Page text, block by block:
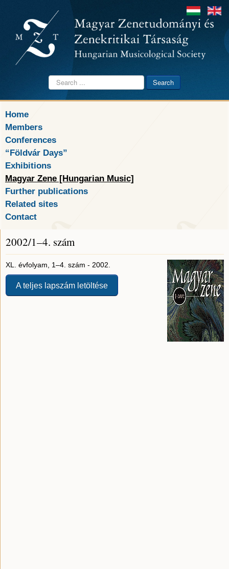
Search
...
Search
Home
Members
Conferences
“Földvár Days”
Exhibitions
Magyar Zene [Hungarian Music]
Further publications
Related sites
Contact
2002/1–4. szám
XL. évfolyam, 1–4. szám - 2002.
A teljes lapszám letöltése